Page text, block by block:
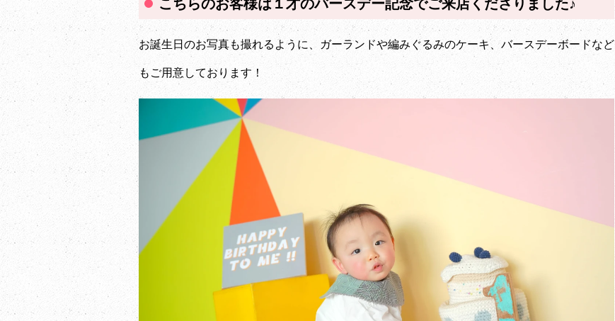
こちらのお客様は１才のバースデー記念でご来店くださりました♪
お誕生日のお写真も撮れるように、ガーランドや編みぐるみのケーキ、バースデーボードなど
もご用意しております！